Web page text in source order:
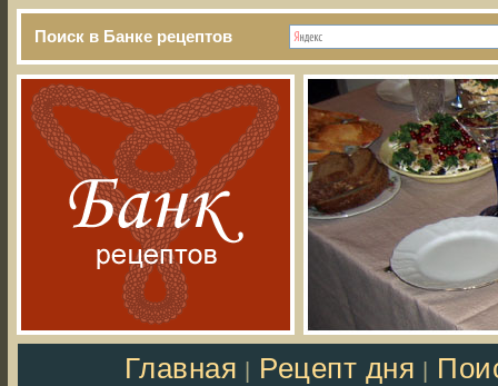
Поиск в Банке рецептов
Главная Рецепт дня